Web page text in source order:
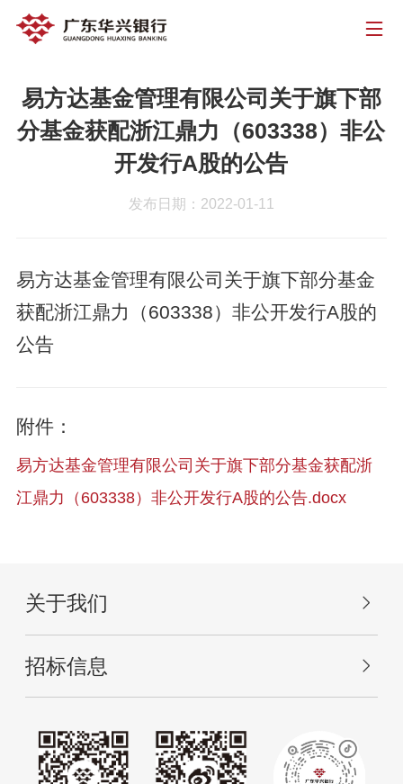
易方达基金管理有限公司关于旗下部
分基金获配浙江鼎力（603338）非公
开发行A股的公告
发布日期：2022-01-11
易方达基金管理有限公司关于旗下部分基金
获配浙江鼎力（603338）非公开发行A股的
公告
附件：
易方达基金管理有限公司关于旗下部分基金获配浙
江鼎力（603338）非公开发行A股的公告.docx
关于我们
招标信息